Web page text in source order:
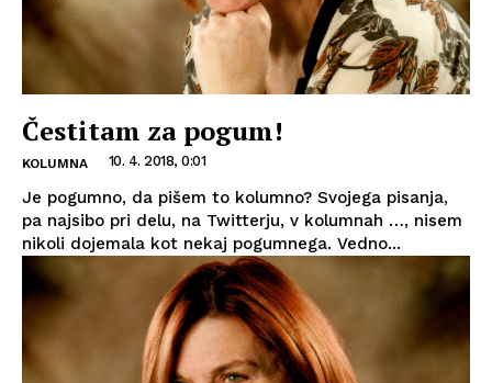
Čestitam za pogum!
KOLUMNA 10. 4. 2018, 0:01
Je pogumno, da pišem to kolumno? Svojega pisanja,
pa najsibo pri delu, na Twitterju, v kolumnah …, nisem
nikoli dojemala kot nekaj pogumnega. Vedno...